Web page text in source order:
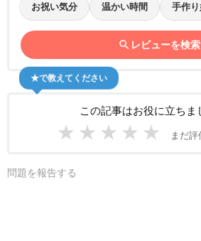
お祝い気分 温かい時間 手作り
search レビューを検索
この記事はお役に立ちま
★ ★ ★ ★ ★ まだ
★で教えてください
問題を報告する